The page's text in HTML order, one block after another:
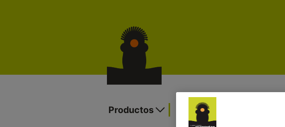
Productos Ofertas y promociones